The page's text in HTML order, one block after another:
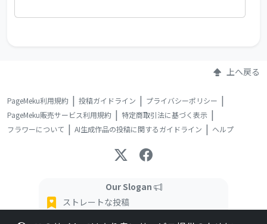
上へ戻る
PageMeku利用規約 投稿ガイドライン
プライバシーポリシー
PageMeku販売サービス利用規約
特定商取引法に基づく表示
フラワーについて
AI生成作品の投稿に関するガイドライン ヘルプ
Our Slogan
ストレートな投稿
インタラクティブな読書体験